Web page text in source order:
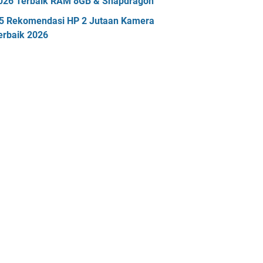
Rekomendasi HP 2 Jutaan Kamera
2026